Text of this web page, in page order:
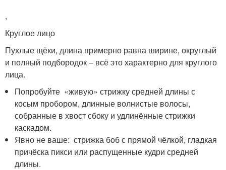
,
Круглое лицо
Пухлые щёки, длина примерно равна ширине, округлый
и полный подбородок – всё это характерно для круглого
лица.
Попробуйте «живую» стрижку средней длины с
косым пробором, длинные волнистые волосы,
собранные в хвост сбоку и удлинённые стрижки
каскадом.
Явно не ваше: стрижка боб с прямой чёлкой, гладкая
причёска пикси или распущенные кудри средней
длины.